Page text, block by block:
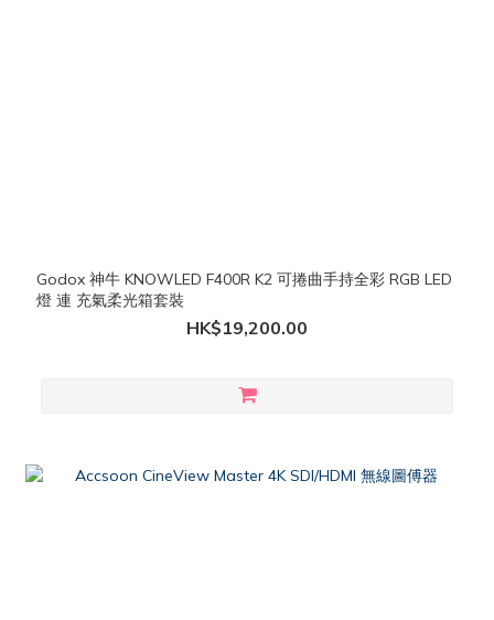
Godox 神牛 KNOWLED F400R K2 可捲曲手持全彩 RGB LED
燈 連 充氣柔光箱套裝
HK$19,200.00